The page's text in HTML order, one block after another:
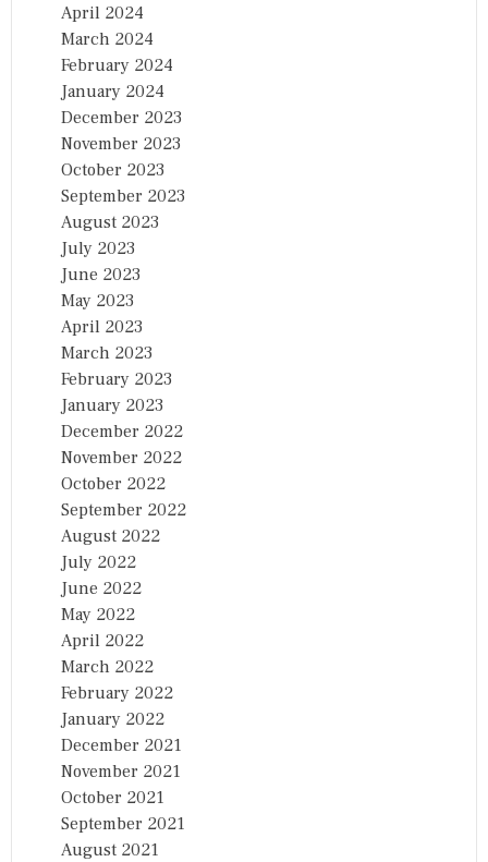
April 2024
March 2024
February 2024
January 2024
December 2023
November 2023
October 2023
September 2023
August 2023
July 2023
June 2023
May 2023
April 2023
March 2023
February 2023
January 2023
December 2022
November 2022
October 2022
September 2022
August 2022
July 2022
June 2022
May 2022
April 2022
March 2022
February 2022
January 2022
December 2021
November 2021
October 2021
September 2021
August 2021